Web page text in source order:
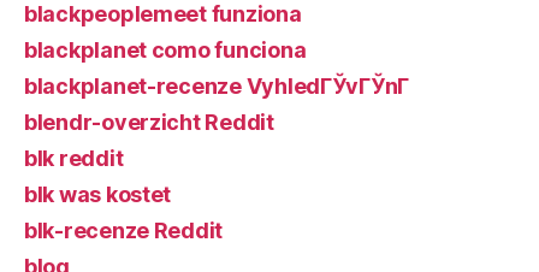
blackpeoplemeet funziona
blackplanet como funciona
blackplanet-recenze VyhledГЎvГЎnГ­
blendr-overzicht Reddit
blk reddit
blk was kostet
blk-recenze Reddit